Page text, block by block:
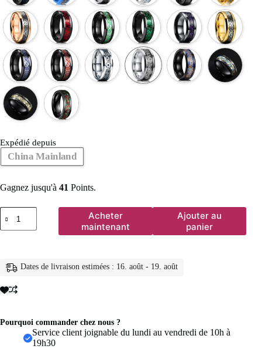
Expédié depuis
China Mainland
Gagnez jusqu'à 41 Points.
quantité
de
Bague
inoxydable
homme,
8
incrustation
Acheter
maintenant
Ajouter au
panier
Dates de livraison estimées : 16. août - 19. août
Pourquoi commander chez nous ?
Service client joignable du lundi au vendredi de 10h à
19h30